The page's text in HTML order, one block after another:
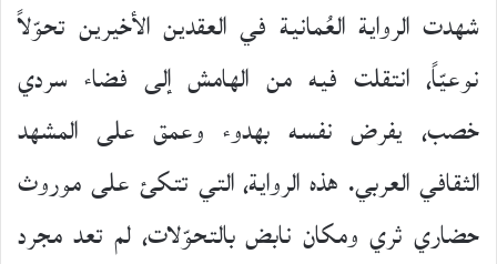
شهدت الرواية العُمانية في العقدين الأخيرين تحوّلاً
نوعيّاً، انتقلت فيه من الهامش إلى فضاء سردي
خصب، يفرض نفسه بهدوء وعمق على المشهد
الثقافي العربي. هذه الرواية، التي تتكئ على موروث
حضاري ثري ومكان نابض بالتحوّلات، لم تعد مجرد